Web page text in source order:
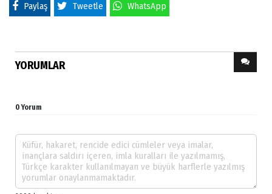
Paylaş Tweetle WhatsApp
YORUMLAR
0 Yorum